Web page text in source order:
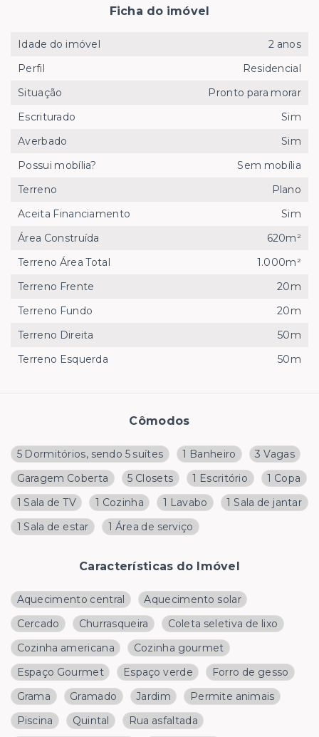
Cômodos
5 Dormitórios, sendo 5 suítes 1 Banheiro
3 Vagas
Garagem Coberta
5 Closets 1 Escritório
1 Copa
1 Sala de TV
1 Cozinha 1 Lavabo
1 Sala de jantar
1 Sala de estar
1 Área de serviço
Características do Imóvel
Aquecimento central
Aquecimento solar
Cercado
Churrasqueira
Coleta seletiva de lixo
Cozinha americana
Cozinha gourmet
Espaço Gourmet
Espaço verde
Forro de gesso
Grama
Gramado Jardim
Permite animais
Piscina
Quintal
Rua asfaltada
Ficha do imóvel
Idade do imóvel
2 anos
Perfil
Residencial
Situação
Pronto para morar
Escriturado
Sim
Averbado
Sim
Possui mobília?
Sem mobília
Terreno
Plano
Aceita Financiamento
Sim
Área Construída
620m²
Terreno Área Total
1.000m²
Terreno Frente
20m
Terreno Fundo
20m
Terreno Direita
50m
Terreno Esquerda
50m